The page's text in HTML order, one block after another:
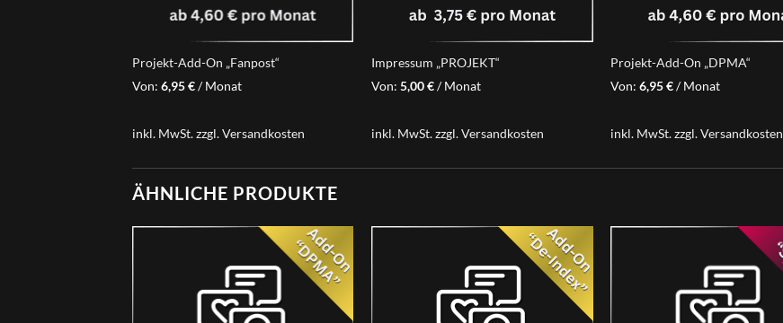
Projekt-Add-On „Fanpost“
Von: 6,95€/ Monat
inkl. MwSt.zzgl.Versandkosten
Impressum „PROJEKT“
Von:5,00€/ Monat
inkl. MwSt.zzgl.Versandkosten
Projekt-Add-On „DPMA“
Von:6,95€/ Monat
inkl. MwSt.zzgl.Versandkosten
ÄHNLICHE PRODUKTE